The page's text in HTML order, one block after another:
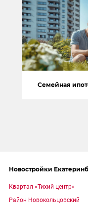
Семейная
Новостройки
Квартал «Тихий центр»
Район Новокольцовский